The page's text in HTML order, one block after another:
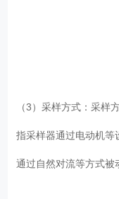
（3）采样方式：采
指采样器通过电动机等设
通过自然对流等方式被动